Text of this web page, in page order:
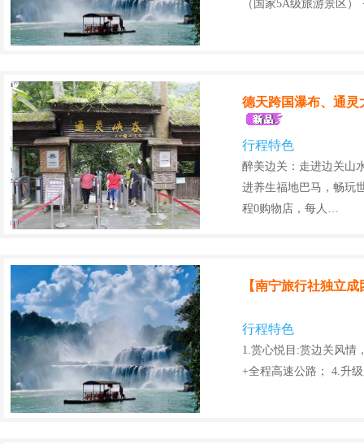
（国家5A级旅游景区
德天跨国瀑布、通灵
行程特色
醉美边关：走进边关山
进养生福地巴马，畅玩
程0购物店，每人…
【南宁旅行社独立
行程特色
1.赏心悦目:赏边关风情
+全程高速公路； 4.升